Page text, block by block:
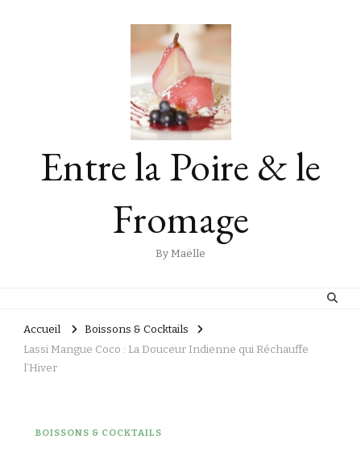
Entre la Poire & le
Fromage
By Maëlle
Accueil
Boissons & Cocktails
Lassi Mangue Coco : La Douceur Indienne qui Réchauffe
l’Hiver
BOISSONS & COCKTAILS